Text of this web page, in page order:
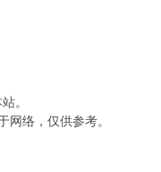
。
络，仅供参考。